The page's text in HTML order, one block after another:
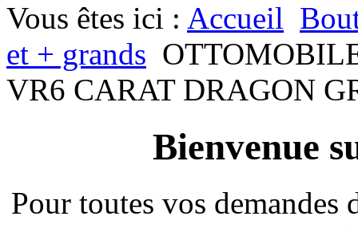
Vous êtes ici : Accueil
et + grands
VR6 CARAT DRAGON
Bienvenue
Pour toutes vos